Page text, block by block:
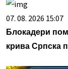
07. 08. 2026 15:07
Блокадери
крива Српска